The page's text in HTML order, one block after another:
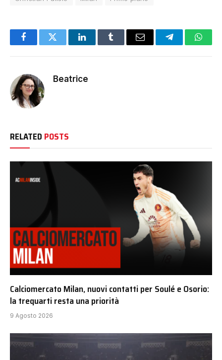
FacebookTwitter LinkedInTumblr Email Telegram
Beatrice
RELATED POSTS
Calciomercato Milan, nuovi contatti per Soulé e Osorio:
la trequarti resta una priorità
9 Agosto 2026